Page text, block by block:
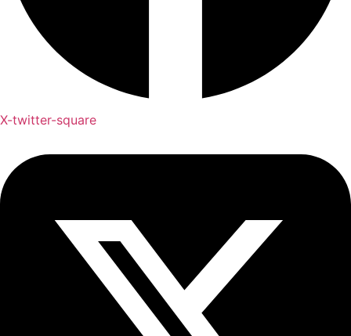
X-twitter-square